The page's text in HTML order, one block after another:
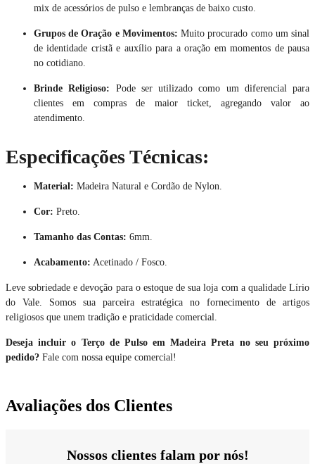
mix de acessórios de pulso e lembranças de baixo custo.
Grupos de Oração e Movimentos: Muito procurado como um sinal
de identidade cristã e auxílio para a oração em momentos de pausa
no cotidiano.
Brinde Religioso: Pode ser utilizado como um diferencial para
clientes em compras de maior ticket, agregando valor ao
atendimento.
Especificações Técnicas:
Material: Madeira Natural e Cordão de Nylon.
Cor: Preto.
Tamanho das Contas: 6mm.
Acabamento: Acetinado / Fosco.
Leve sobriedade e devoção para o estoque de sua loja com a qualidade Lírio
do Vale. Somos sua parceira estratégica no fornecimento de artigos
religiosos que unem tradição e praticidade comercial.
Deseja incluir o Terço de Pulso em Madeira Preta no seu próximo
pedido? Fale com nossa equipe comercial!
Avaliações dos Clientes
Nossos clientes falam por nós!